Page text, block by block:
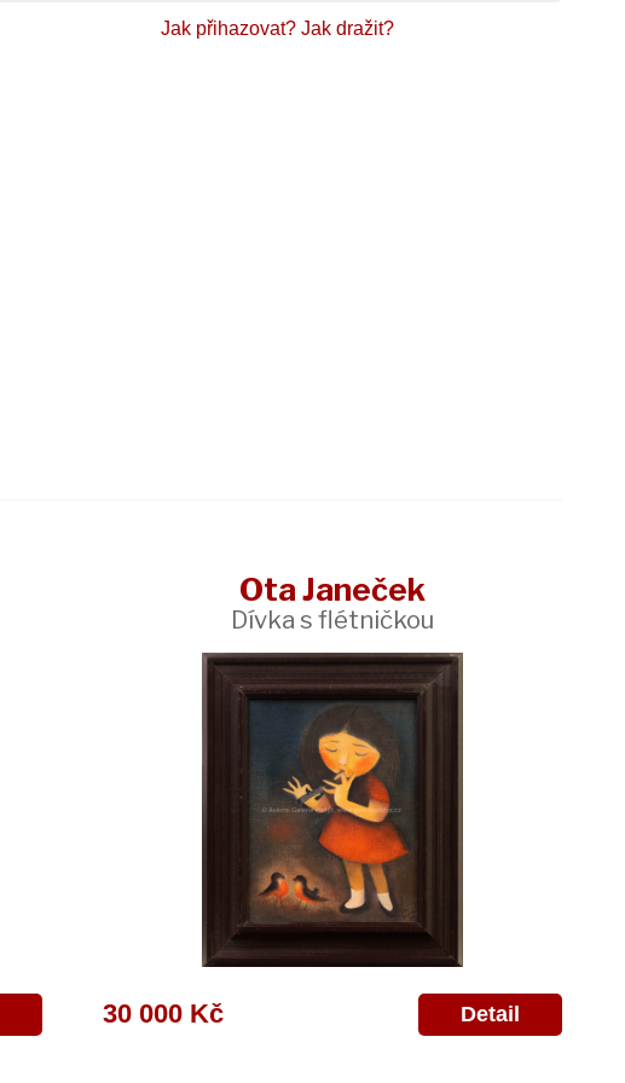
Jak přihazovat? Jak dražit?
Ota Janeček
Dívka s flétničkou
30 000 Kč Detail